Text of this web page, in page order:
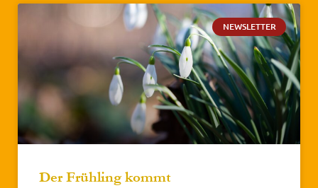
NEWSLETTER
Der Frühling kommt